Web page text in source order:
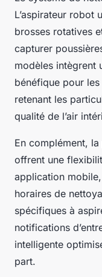
L’aspirateur robot
brosses rotatives
capturer
modèles intègrent
bénéfique pour
retenant les
qualité de l’air
En complément,
offrent une
application
horaires de
spécifiques à
notifications
intelligente
part.